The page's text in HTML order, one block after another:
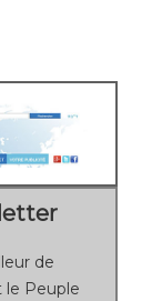
de
le Peuple